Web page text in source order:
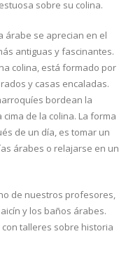
sobre su colina.
árabe se aprecian en el
antiguas y fascinantes.
colina, está formado por
y casas encaladas.
bordean la
de la colina. La forma
de un día, es tomar un
árabes o relajarse en un
de nuestros profesores,
y los baños árabes.
talleres sobre historia